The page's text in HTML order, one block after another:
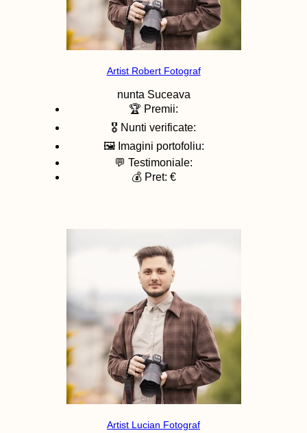
Artist Robert Fotograf
nunta Suceava
🏆 Premii:
🎖️ Nunti verificate:
🖼️ Imagini portofoliu:
💬 Testimoniale:
💰 Pret: €
Artist Lucian Fotograf